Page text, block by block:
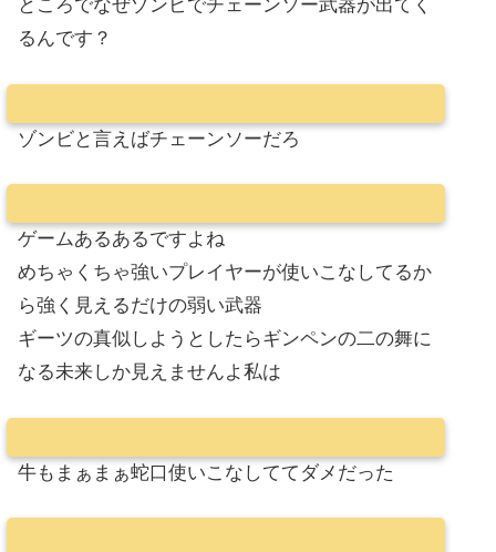
ところでなぜゾンビでチェーンソー武器が出てく
るんです？
ゾンビと言えばチェーンソーだろ
ゲームあるあるですよね
めちゃくちゃ強いプレイヤーが使いこなしてるか
ら強く見えるだけの弱い武器
ギーツの真似しようとしたらギンペンの二の舞に
なる未来しか見えませんよ私は
牛もまぁまぁ蛇口使いこなしててダメだった